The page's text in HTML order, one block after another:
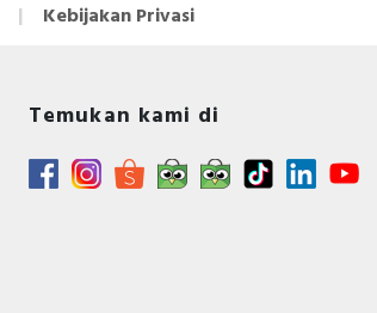
Kebijakan Privasi
Temukan kami di